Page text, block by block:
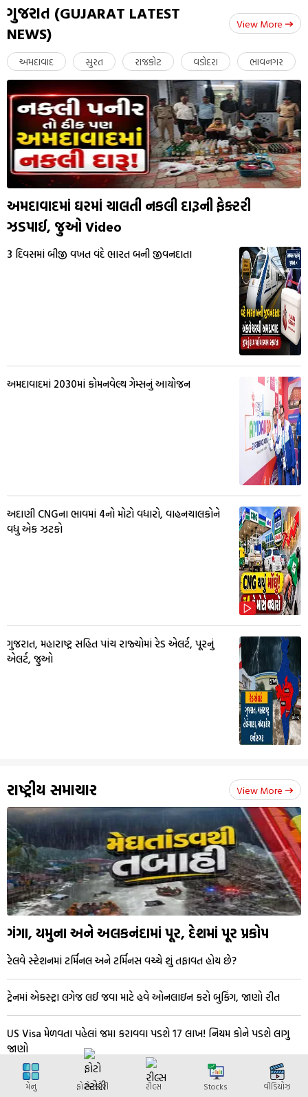
ગુજરાત (GUJARAT LATEST
NEWS)
View More
અમદાવાદ સુરત રાજકોટ વડોદરા ભાવનગર
અમદાવાદમાં ઘરમાં ચાલતી નકલી દારૂની ફેક્ટરી
ઝડપાઈ, જુઓ Video
3 દિવસમાં બીજી વખત વંદે ભારત બની જીવનદાતા
અમદાવાદમાં 2030માં કોમનવેલ્થ ગેમ્સનું આયોજન
અદાણી CNGના ભાવમાં ₹4નો મોટો વધારો, વાહનચાલકોને
વધુ એક ઝટકો
ગુજરાત, મહારાષ્ટ્ર સહિત પાંચ રાજ્યોમાં રેડ એલર્ટ, પૂરનું
એલર્ટ, જુઓ
રાષ્ટ્રીય સમાચાર View More
ગંગા, યમુના અને અલકનંદામાં પૂર, દેશમાં પૂર પ્રકોપ
રેલવે સ્ટેશનમાં ટર્મિનલ અને ટર્મિનસ વચ્ચે શું તફાવત હોય છે?
ટ્રેનમાં એકસ્ટ્રા લગેજ લઈ જવા માટે હવે ઓનલાઇન કરો બુકિંગ, જાણો રીત
US Visa મેળવતા પહેલાં જમા કરાવવા પડશે 17 લાખ! નિયમ કોને પડશે લાગુ
જાણો
કેન્દ્ર સરકારની ગુજરાતને રૂપિયા 500 કરોડની આગોતરી મદદ
મેનુ ફોટો સ્ટોરી રીલ્સ Stocks વીડિયોઝ